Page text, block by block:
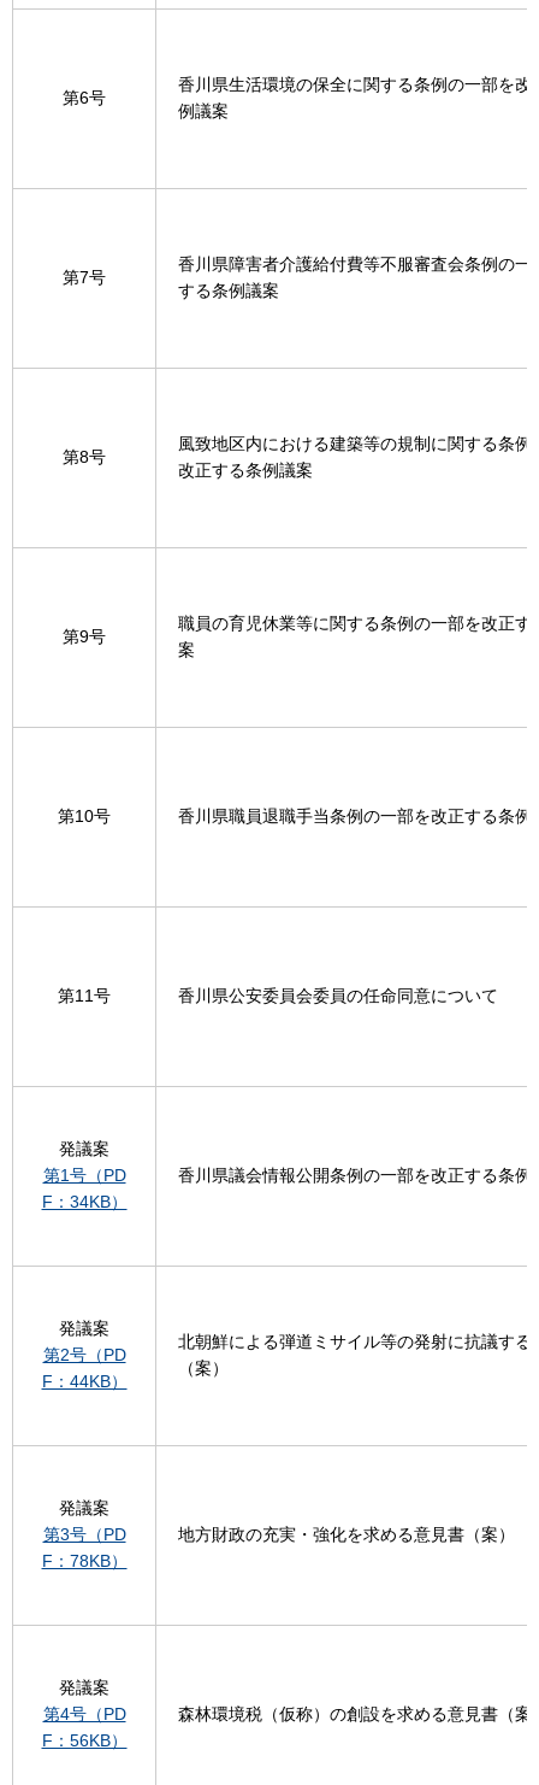
第6号
香川県生活環境の保全に関する条例の一部を改
例議案
第7号
香川県障害者介護給付費等不服審査会条例の一
する条例議案
第8号
風致地区内における建築等の規制に関する条例
改正する条例議案
第9号
職員の育児休業等に関する条例の一部を改正す
案
第10号 香川県職員退職手当条例の一部を改正する条例
第11号 香川県公安委員会委員の任命同意について
発議案
第1号（PD
F：34KB）
香川県議会情報公開条例の一部を改正する条例
発議案
第2号（PD
F：44KB）
北朝鮮による弾道ミサイル等の発射に抗議する
（案）
発議案
第3号（PD
F：78KB）
地方財政の充実・強化を求める意見書（案）
発議案
第4号（PD
F：56KB）
森林環境税（仮称）の創設を求める意見書（案